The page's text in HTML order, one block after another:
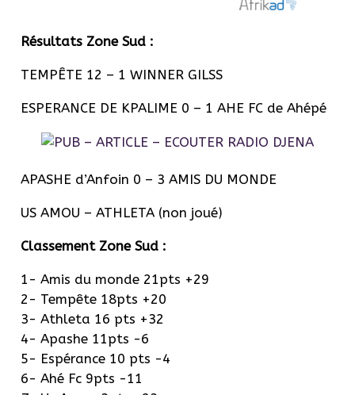
Résultats Zone Sud :
TEMPÊTE 12 – 1 WINNER GILSS
ESPERANCE DE KPALIME 0 – 1 AHE FC de Ahépé
APASHE d’Anfoin 0 – 3 AMIS DU MONDE
US AMOU – ATHLETA (non joué)
Classement Zone Sud :
1- Amis du monde 21pts +29
2- Tempête 18pts +20
3- Athleta 16 pts +32
4- Apashe 11pts -6
5- Espérance 10 pts -4
6- Ahé Fc 9pts -11